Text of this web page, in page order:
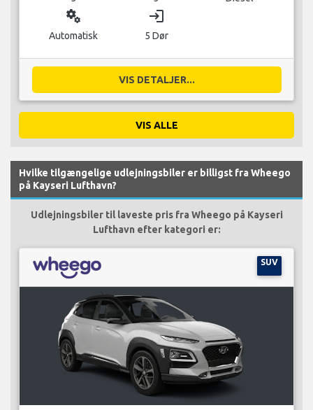
miscellaneous_services
Automatisk
login
5 Dør
VIS DETALJER...
VIS ALLE
Hvilke tilgængelige udlejningsbiler er billigst fra Wheego
på Kayseri Lufthavn?
Udlejningsbiler til laveste pris fra Wheego på Kayseri
Lufthavn efter kategori er:
SUV